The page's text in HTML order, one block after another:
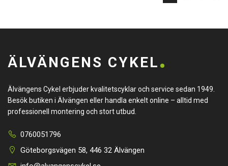
ÄLVÄNGENS CYKEL
Älvängens Cykel erbjuder kvalitetscyklar och service sedan 1949.
Besök butiken i Älvängen eller handla enkelt online – alltid med
professionell montering och stort utbud.
0760051796
Göteborgsvägen 58, 446 32 Älvängen